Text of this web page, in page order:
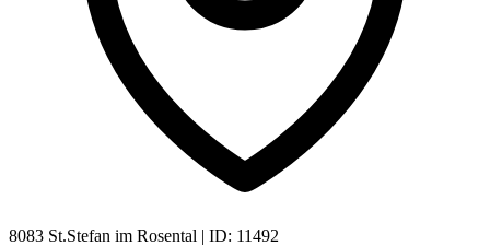
8083 St.Stefan im Rosental | ID: 11492